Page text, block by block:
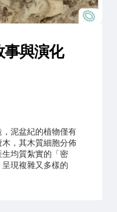
事與演化
泥盆紀的植物僅有
，其木質細胞分佈
均質紮實的「密
現複雜又多樣的